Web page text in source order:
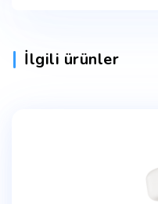
İlgili ürünler